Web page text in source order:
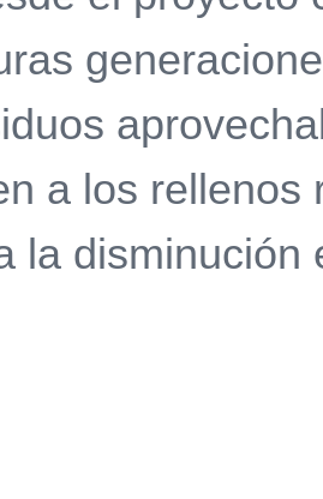
a los rellenos
la disminución